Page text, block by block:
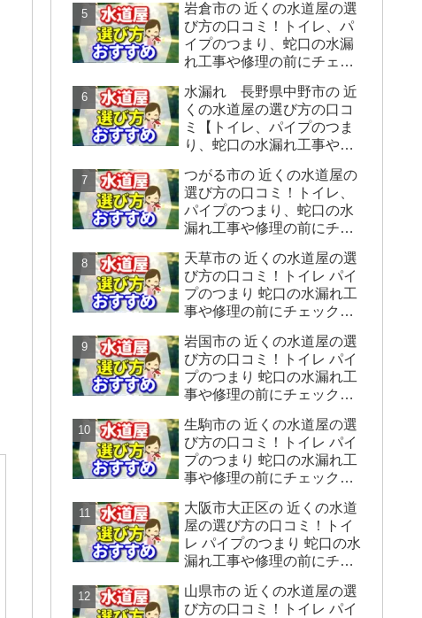
岩倉市の 近くの水道屋の選
び方の口コミ！トイレ、パ
イプのつまり、蛇口の水漏
れ工事や修理の前にチェッ
す。
水漏れ 長野県中野市の 近
くの水道屋の選び方の口コ
ミ【トイレ、パイプのつま
り、蛇口の水漏れ工事や修
をシェアします】
つがる市の 近くの水道屋の
選び方の口コミ！トイレ、
パイプのつまり、蛇口の水
漏れ工事や修理の前にチェ
す。
天草市の 近くの水道屋の選
び方の口コミ！トイレ パイ
プのつまり 蛇口の水漏れ工
事や修理の前にチェックす
岩国市の 近くの水道屋の選
び方の口コミ！トイレ パイ
プのつまり 蛇口の水漏れ工
事や修理の前にチェックす
生駒市の 近くの水道屋の選
び方の口コミ！トイレ パイ
プのつまり 蛇口の水漏れ工
事や修理の前にチェックす
大阪市大正区の 近くの水道
屋の選び方の口コミ！トイ
レ パイプのつまり 蛇口の水
漏れ工事や修理の前にチェ
す。
山県市の 近くの水道屋の選
び方の口コミ！トイレ パイ